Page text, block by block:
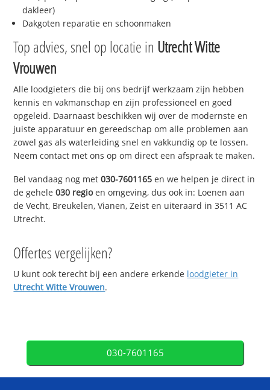
dakleer)
Dakgoten reparatie en schoonmaken
Top advies, snel op locatie in Utrecht Witte
Vrouwen
Alle loodgieters die bij ons bedrijf werkzaam zijn hebben
kennis en vakmanschap en zijn professioneel en goed
opgeleid. Daarnaast beschikken wij over de modernste en
juiste apparatuur en gereedschap om alle problemen aan
zowel gas als waterleiding snel en vakkundig op te lossen.
Neem contact met ons op om direct een afspraak te maken.
Bel vandaag nog met030-7601165 en we helpen je direct in
de gehele030 regioen omgeving, dus ook in: Loenen aan
de Vecht, Breukelen, Vianen, Zeist en uiteraard in 3511 AC
Utrecht.
Offertes vergelijken?
U kunt ook terecht bij een andere erkende loodgieter in
Utrecht Witte Vrouwen.
030-7601165